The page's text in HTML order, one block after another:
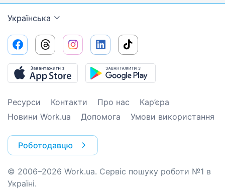
Українська
Ресурси Контакти Про нас
Кар’єра
Новини Work.ua
Допомога Умови використання
Роботодавцю
© 2006–2026 Work.ua. Сервіс пошуку роботи №1 в
Україні.